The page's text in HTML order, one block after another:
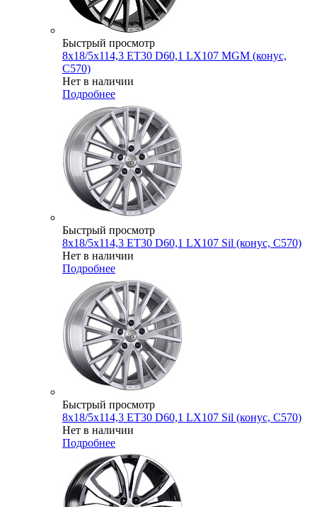
Быстрый просмотр
8x18/5x114,3 ET30 D60,1 LX107 MGM (конус,
C570)
Нет в наличии
Подробнее
Быстрый просмотр
8x18/5x114,3 ET30 D60,1 LX107 Sil (конус, C570)
Нет в наличии
Подробнее
Быстрый просмотр
8x18/5x114,3 ET30 D60,1 LX107 Sil (конус, C570)
Нет в наличии
Подробнее